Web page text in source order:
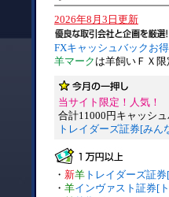
2026年8月3日更新
FXキャッシュバックお
羊マーク は羊飼いＦＸ
当サイト限定！人気！
合計11000円キャッシュ
トレイダーズ証券[みん
・ 新羊 トレイダーズ証
・ 羊インヴァスト証券[